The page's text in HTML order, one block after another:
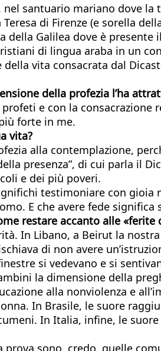
santuario mariano dove la
di Firenze (e sorella
della Galilea dove è
di lingua araba in un
vita consacrata dal
della profezia l’ha
e con la
forte in me.
vita?
alla contemplazione,
presenza”, di cui parla il
e dei più poveri.
testimoniare con gioia
E che avere fede
restare accanto alle
In Libano, a Beirut la
di non avere
si vedevano e si
la dimensione della
alla nonviolenza e
In Brasile, le suore
In Italia, infine, le
sono, credo, quelle